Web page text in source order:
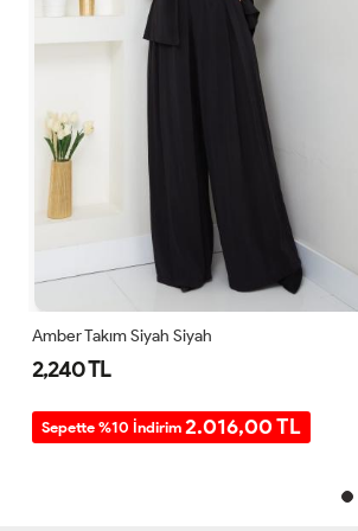
Amber Takım Siyah Siyah
2,240 TL
Sepette %10 İndirim 2.016,00 TL